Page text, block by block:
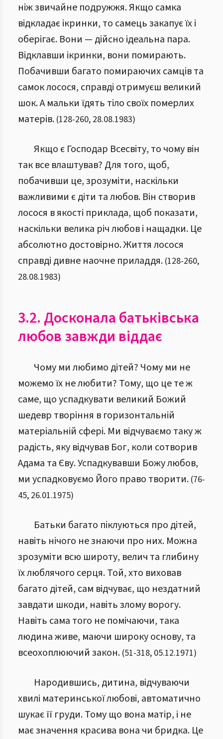
ніж звичайне подружжя. Якщо самка
відкладає ікринки, то самець закапує їх і
оберігає. Вони — дійсно ідеальна пара.
Відклавши ікринки, вони помирають.
Побачивши багато помираючих самців та
самок лосося, справді отримуєш великий
шок. А мальки їдять тіло своїх померлих
матерів. (128-260, 28.08.1983)
Якщо є Господар Всесвіту, то чому він
так все влаштував? Для того, щоб,
побачивши це, зрозуміти, наскільки
важливими є діти та любов. Він створив
лосося в якості приклада, щоб показати,
наскільки велика річ любов і нащадки. Це
абсолютно достовірно. Життя лосося
справді дивне наочне приладдя. (128-260,
28.08.1983)
3.2. Досконала батьківська
любов завжди віддає
Чому ми любимо дітей? Чому ми не
можемо їх не любити? Тому, що це те ж
саме, що успадкувати великий Божий
шедевр творіння в горизонтальній
матеріальній сфері. Ми відчуваємо таку ж
радість, яку відчував Бог, коли сотворив
Адама та Єву. Успадкувавши Божу любов,
ми успадковуємо Його право творити. (76-
45, 26.01.1975)
Батьки багато піклуються про дітей,
навіть нічого не знаючи про них. Можна
зрозуміти всю широту, велич та глибину
їх люблячого серця. Той, хто виховав
багато дітей, сам відчуває, що нездатний
завдати шкоди, навіть злому ворогу.
Навіть сама того не помічаючи, така
людина живе, маючи широку основу, та
всеохоплюючий закон. (51-318, 05.12.1971)
Народившись, дитина, відчуваючи
хвилі материнської любові, автоматично
шукає її груди. Тому що вона матір, і не
має значення красива вона чи бридка. Це